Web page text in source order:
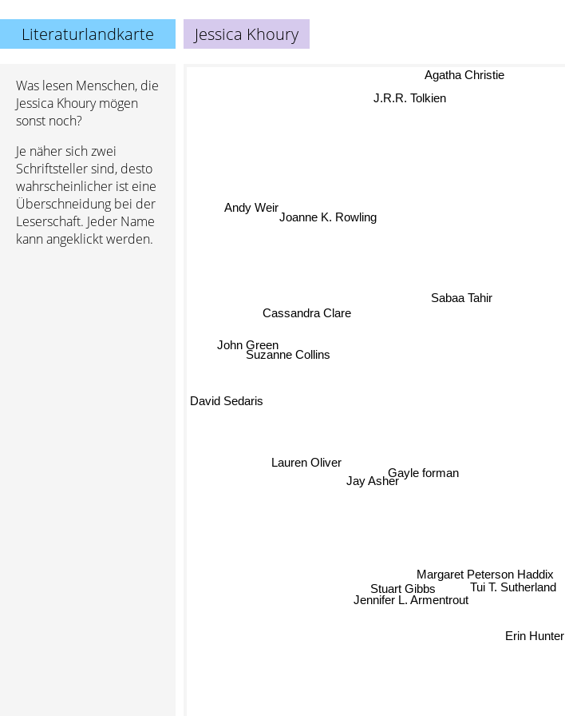
Literaturlandkarte Jessica Khoury
Was lesen Menschen, die
Jessica Khoury mögen
sonst noch?
Je näher sich zwei
Schriftsteller sind, desto
wahrscheinlicher ist eine
Überschneidung bei der
Leserschaft. Jeder Name
kann angeklickt werden.
Gayle forman
Margaret Peterson Haddix
Tui T. Sutherland
Jay Asher
Stuart Gibbs
Sabaa Tahir
Jennifer L. Armentrout
Erin Hunter
Lauren Oliver
Andy Weir
Cassandra Clare
David Sedaris
Suzanne Collins
Agatha Christie
John Green
Joanne K. Rowling
J.R.R. Tolkien